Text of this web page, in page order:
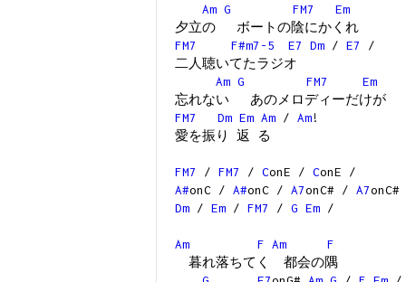
Am G FM7
Em
夕立の ボートの陰にかくれ
FM7
F#m7-5 E7 Dm / E7
/
二人聴いてたラジオ
Am G FM7
Em
忘れない あのメロディーだけが
FM7
Dm Em Am / Am!
愛を振り 返 る
FM7 / FM7 / ConE / ConE /
A#onC / A#onC / A7onC# / A7
Dm / Em / FM7 / G Em /
Am F Am
F
暮れ落ちてく 都会の隅